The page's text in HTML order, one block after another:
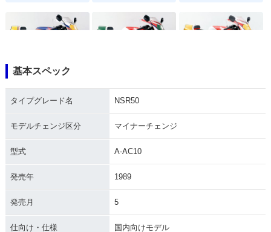
別・限定仕様
ラーチェンジ
ラーチェンジ
基本スペック
タイプグレード名 NSR50
モデルチェンジ区分 マイナーチェンジ
型式 A-AC10
発売年 1989
発売月 5
仕向け・仕様 国内向けモデル